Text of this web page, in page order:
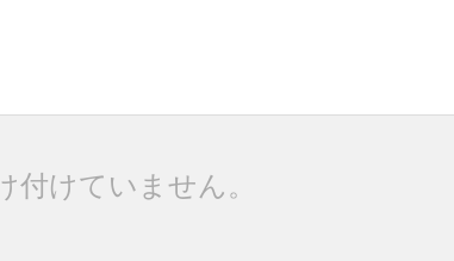
付けていません。